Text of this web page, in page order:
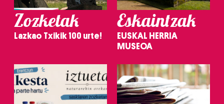
Zozketak
Lazkao Txikik 100 urte!
Eskaintzak
EUSKAL HERRIA
MUSEOA